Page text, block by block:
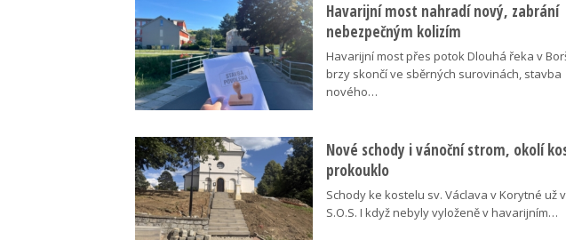
Havarijní most nahradí nový, zabrání
nebezpečným kolizím
Havarijní most přes potok Dlouhá řeka v
brzy skončí ve sběrných surovinách, stavba
nového…
Nové schody i vánoční strom, okolí
prokouklo
Schody ke kostelu sv. Václava v Korytné už
S.O.S. I když nebyly vyloženě v havarijním…